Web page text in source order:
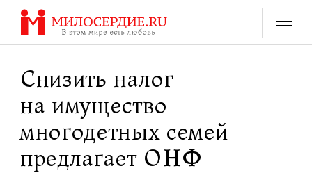
Перейти
содержанию
Снизить налог
на имущество
многодетных семей
предлагает ОНФ